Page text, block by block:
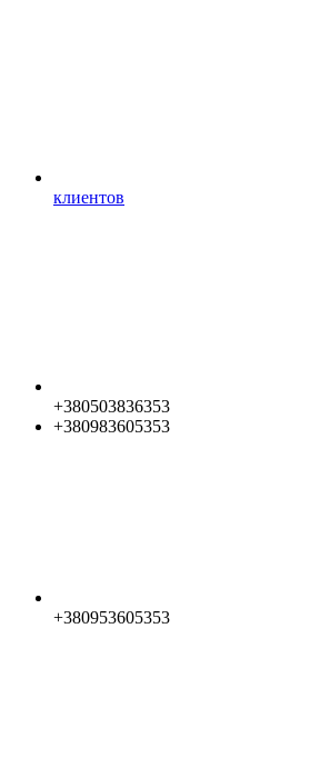
клиентов
+380503836353
+380983605353
+380953605353